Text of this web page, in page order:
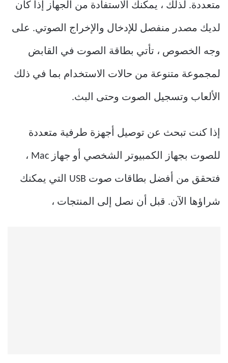
متعددة. لذلك ، يمكنك الاستفادة من الجهاز إذا كان
لديك مصدر منفصل للإدخال والإخراج الصوتي. على
وجه الخصوص ، تأتي بطاقة الصوت في القابض
لمجموعة متنوعة من حالات الاستخدام بما في ذلك
الألعاب وتسجيل الصوت وحتى البث.
إذا كنت تبحث عن توصيل أجهزة طرفية متعددة
للصوت بجهاز الكمبيوتر الشخصي أو جهاز Mac ،
فتحقق من أفضل بطاقات صوت USB التي يمكنك
شراؤها الآن. قبل أن نصل إلى المنتجات ،